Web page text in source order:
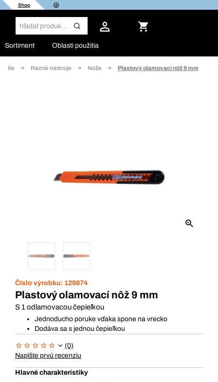
Shop
Sortiment Oblasti použitia
Rezné nástroje Nože Plastový olamovací nôž 9 mm
Číslo výrobku: 129874
Plastový olamovací nôž 9 mm
S 1 odlamovacou čepieľkou
Jednoducho poruke vďaka spone na vrecko
Dodáva sa s jednou čepieľkou
(0)
Napíšte prvú recenziu
Hlavné charakteristiky